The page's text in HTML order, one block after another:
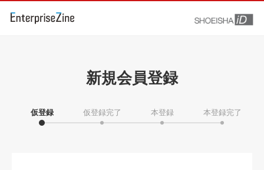
新規会員登録
仮登録 仮登録完了 本登録 本登録完了